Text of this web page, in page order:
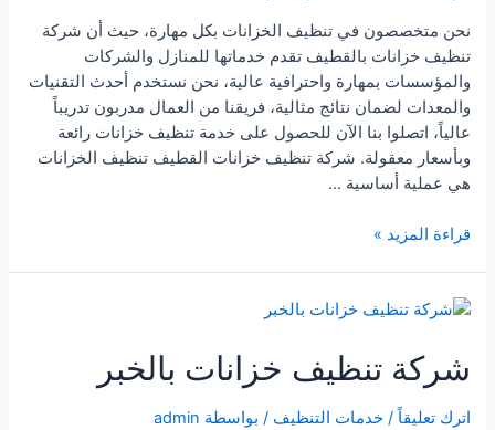
نحن متخصصون في تنظيف الخزانات بكل مهارة، حيث أن شركة
تنظيف خزانات بالقطيف تقدم خدماتها للمنازل والشركات
والمؤسسات بمهارة واحترافية عالية، نحن نستخدم أحدث التقنيات
والمعدات لضمان نتائج مثالية، فريقنا من العمال مدربون تدريباً
عالياً، اتصلوا بنا الآن للحصول على خدمة تنظيف خزانات رائعة
وبأسعار معقولة. شركة تنظيف خزانات القطيف تنظيف الخزانات
هي عملية أساسية …
شركة
بالقطيف
قراءة المزيد »
شركة تنظيف خزانات بالخبر
اترك تعليقاً /خدمات التنظيف / بواسطة admin